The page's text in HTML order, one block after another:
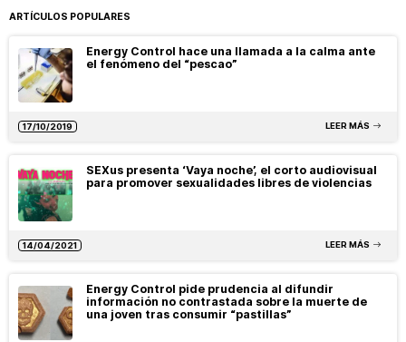
ARTÍCULOS POPULARES
Energy Control hace una llamada a la calma ante
el fenómeno del “pescao”
17/10/2019 LEER MÁS
SEXus presenta ‘Vaya noche’, el corto audiovisual
para promover sexualidades libres de violencias
14/04/2021 LEER MÁS
Energy Control pide prudencia al difundir
información no contrastada sobre la muerte de
una joven tras consumir “pastillas”